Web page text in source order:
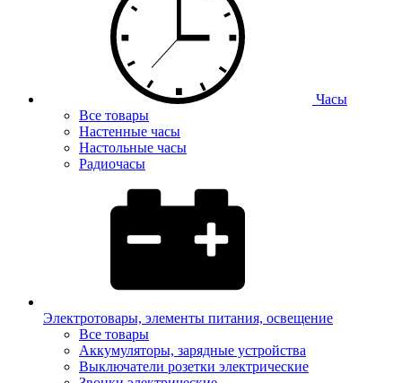
Часы
Все товары
Настенные часы
Настольные часы
Радиочасы
Электротовары, элементы питания, освещение
Все товары
Аккумуляторы, зарядные устройства
Выключатели розетки электрические